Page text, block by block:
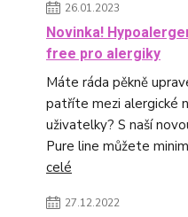
26.01.2023
Novinka!
free pro alergiky
Máte ráda pěkně
patříte mezi alergické
uživatelky? S naší
Pure line můžete
celé
27.12.2022